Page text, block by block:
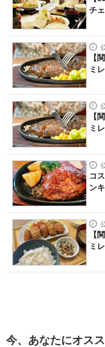
チ
【
ミ
【
ミ
コ
ン
【
ミ
今、あなたにオス